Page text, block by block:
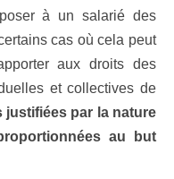
à un salarié des
cas où cela peut
aux droits des
et collectives de
par la nature
au but